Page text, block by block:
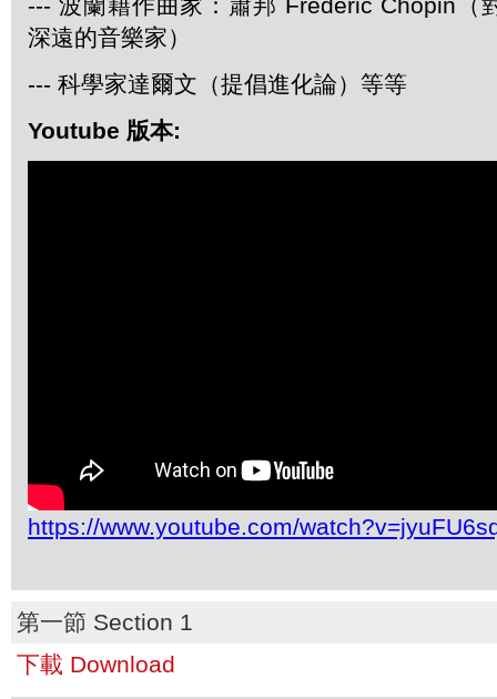
深遠的音樂家）
--- 科學家達爾文（提倡進化論）等等
Youtube 版本:
https://www.youtube.com/
第一節 Section 1
下載 Download